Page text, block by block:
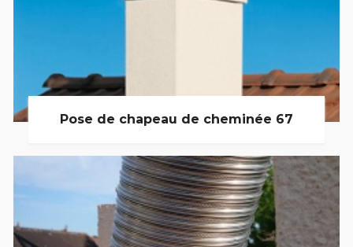
Pose de chapeau de cheminée 67